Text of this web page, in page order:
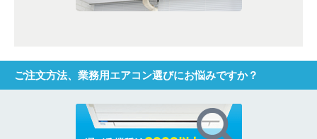
ご注文方法、業務用エアコン選びにお悩みですか？